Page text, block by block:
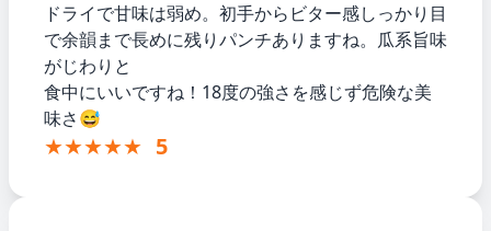
ドライで甘味は弱め。初手からビター感しっかり目
で余韻まで長めに残りパンチありますね。瓜系旨味
がじわりと
食中にいいですね！18度の強さを感じず危険な美
味さ😅
★★★★★ 5